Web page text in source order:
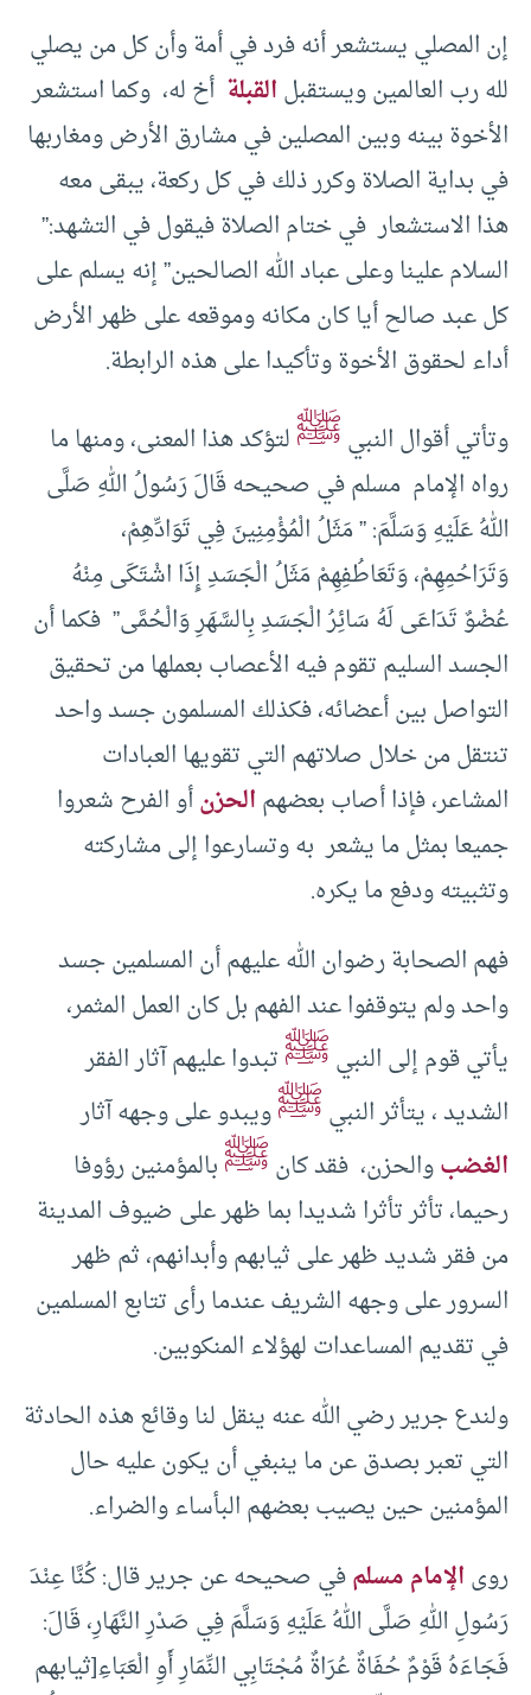
إن المصلي يستشعر أنه فرد في أمة وأن كل من يصلي
لله رب العالمين ويستقبلالقبلة أخ له، وكما استشعر
الأخوة بينه وبين المصلين في مشارق الأرض ومغاربها
في بداية الصلاة وكرر ذلك في كل ركعة، يبقى معه
هذا الاستشعار في ختام الصلاة فيقول في التشهد:”
السلام علينا وعلى عباد الله الصالحين” إنه يسلم على
كل عبد صالح أيا كان مكانه وموقعه على ظهر الأرض
أداء لحقوق الأخوة وتأكيدا على هذه الرابطة.
وتأتي أقوال النبيﷺلتؤكد هذا المعنى، ومنها ما
رواه الإمام مسلم في صحيحه قَالَ رَسُولُ اللهِ صَلَّى
اللهُ عَلَيْهِ وَسَلَّمَ: ” مَثَلُ الْمُؤْمِنِينَ فِي تَوَادِّهِمْ،
وَتَرَاحُمِهِمْ، وَتَعَاطُفِهِمْ مَثَلُ الْجَسَدِ إِذَا اشْتَكَى مِنْهُ
عُضْوٌ تَدَاعَى لَهُ سَائِرُ الْجَسَدِ بِالسَّهَرِ وَالْحُمَّى” فكما أن
الجسد السليم تقوم فيه الأعصاب بعملها من تحقيق
التواصل بين أعضائه، فكذلك المسلمون جسد واحد
تنتقل من خلال صلاتهم التي تقويها العبادات
المشاعر، فإذا أصاب بعضهمالحزنأو الفرح شعروا
جميعا بمثل ما يشعر به وتسارعوا إلى مشاركته
وتثبيته ودفع ما يكره.
فهم الصحابة رضوان الله عليهم أن المسلمين جسد
واحد ولم يتوقفوا عند الفهم بل كان العمل المثمر،
يأتي قوم إلى النبيﷺتبدوا عليهم آثار الفقر
الشديد ، يتأثر النبيﷺويبدو على وجهه آثار
الغضبوالحزن، فقد كانﷺبالمؤمنين رؤوفا
رحيما، تأثر تأثرا شديدا بما ظهر على ضيوف المدينة
من فقر شديد ظهر على ثيابهم وأبدانهم، ثم ظهر
السرور على وجهه الشريف عندما رأى تتابع المسلمين
في تقديم المساعدات لهؤلاء المنكوبين.
ولندع جرير رضي الله عنه ينقل لنا وقائع هذه الحادثة
التي تعبر بصدق عن ما ينبغي أن يكون عليه حال
المؤمنين حين يصيب بعضهم البأساء والضراء.
روىالإمام مسلمفي صحيحه عن جرير قال: كُنَّا عِنْدَ
رَسُولِ اللهِ صَلَّى اللهُ عَلَيْهِ وَسَلَّمَ فِي صَدْرِ النَّهَارِ، قَالَ:
فَجَاءَهُ قَوْمٌ حُفَاةٌ عُرَاةٌ مُجْتَابِي النِّمَارِ أَوِ الْعَبَاءِ[ثيابهم